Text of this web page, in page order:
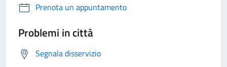
Prenota un appuntamento
Problemi in città
Segnala disservizio